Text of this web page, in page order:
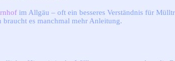
im Allgäu – oft ein besseres Verständnis für
es manchmal mehr Anleitung.